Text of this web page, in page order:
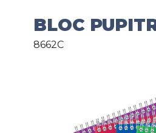
BLOC
8662C